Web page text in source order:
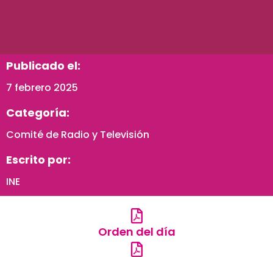
Publicado el:
7 febrero 2025
Categoría:
Comité de Radio y Televisión
Escrito por:
INE
Orden del día